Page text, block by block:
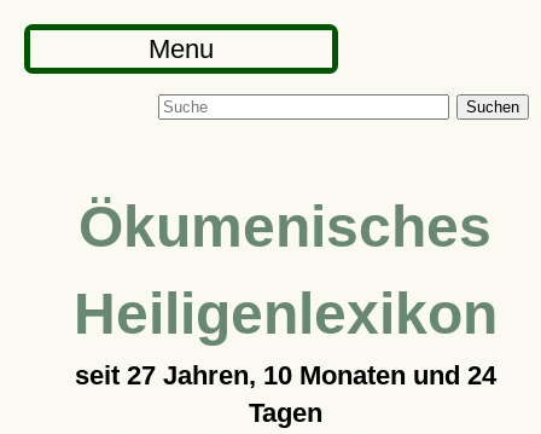
Menu
Suchen
Ökumenisches
Heiligenlexikon
seit 27 Jahren, 10 Monaten und 24
Tagen